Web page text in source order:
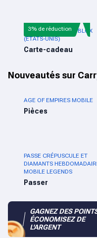
CARTE-CADEAU ROBLOX
(ÉTATS-UNIS)
Carte-cadeau
3% de réduction
Nouveautés sur
AGE OF EMPIRES MOBILE
Pièces
PASSE CRÉPUSCULE ET
DIAMANTS
MOBILE LEGENDS
Passer
GAGNEZ DES
ÉCONOMISEZ DE
L'ARGENT